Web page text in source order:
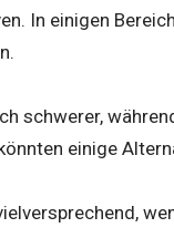
In einigen
schwerer,
einige